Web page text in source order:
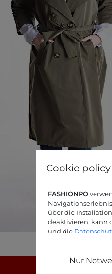
Cookie policy
FASHIONPO
über die
deaktivieren, kann
und die
Nur